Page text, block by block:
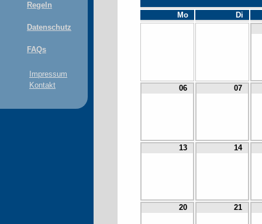
Regeln
Datenschutz
FAQs
Impressum
Kontakt
Mo Di
06 07
13 14
20 21